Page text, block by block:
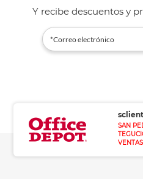
Y recibe descuentos y
SAN